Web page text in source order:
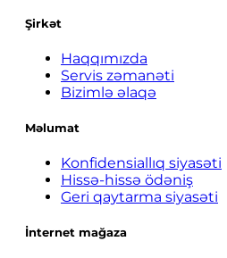
Şirkət
Haqqımızda
Servis zəmanəti
Bizimlə əlaqə
Məlumat
Konfidensiallıq siyasəti
Hissə-hissə ödəniş
Geri qaytarma siyasəti
İnternet mağaza